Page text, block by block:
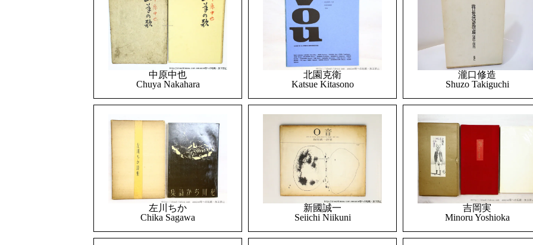
中原中也
Chuya Nakahara
北園克衛
Katsue Kitasono
瀧口修造
Shuzo Takiguchi
左川ちか
Chika Sagawa
新國誠一
Seiichi Niikuni
吉岡実
Minoru Yoshioka